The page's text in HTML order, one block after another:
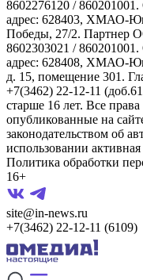
8602276120 /
адрес: 628403, ХМАО-
Победы, 27/2.
8602303021 /
адрес: 628408, ХМАО-
д. 15, помещение 301.
+7(3462) 22-12-11
старше 16 лет. Все
опубликованные на
законодательством об
использовании
Политика обработки
16+
site@in-news.ru
+7(3462) 22-12-11 (6109)